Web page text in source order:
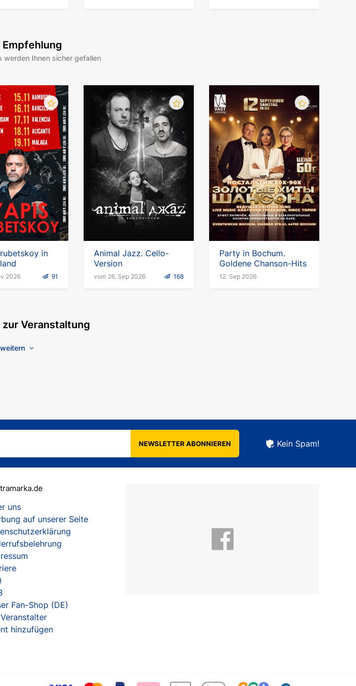
Empfehlung
werden Ihnen sicher gefallen
in
2026 91
Animal Jazz. Cello-
Version
vom 26. Sep 2026 168
Party in Bochum.
Goldene Chanson-Hits
12. Sep 2026
Veranstaltung
NEWSLETTER ABONNIEREN Kein Spam!
uns
auf unserer Seite
Fan-Shop (DE)
hinzufügen